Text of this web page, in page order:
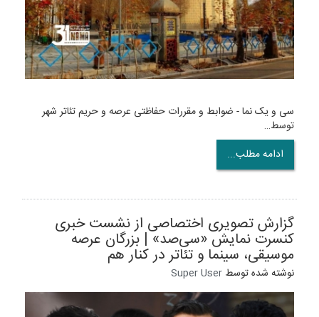
سی و یک نما - ضوابط و مقررات حفاظتی عرصه و حریم تئاتر شهر
توسط…
ادامه مطلب...
گزارش تصویری اختصاصی از نشست خبری
کنسرت نمایش «سی‌صد» | بزرگان عرصه
موسیقی، سینما و تئاتر در کنار هم
نوشته شده توسط Super User